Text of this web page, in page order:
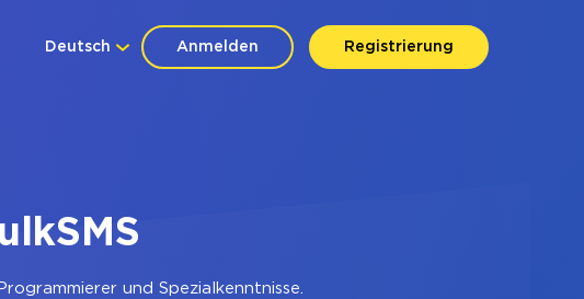
Anmelden Registrierung
Deutsch
und Spezialkenntnisse.